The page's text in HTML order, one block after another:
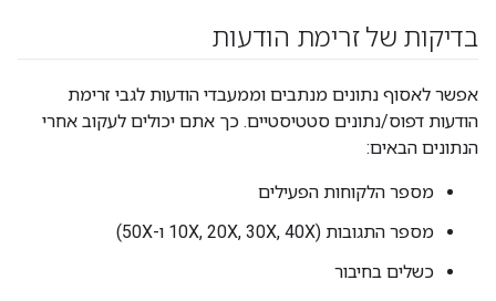
בדיקות של זרימת הודעות
אפשר לאסוף נתונים מנתבים וממעבדי הודעות לגבי זרימת
הודעות דפוס/נתונים סטטיסטיים. כך אתם יכולים לעקוב אחרי
הנתונים הבאים:
מספר הלקוחות הפעילים
מספר התגובות (10X, 20X, 30X, 40X ו-50X)
כשלים בחיבור